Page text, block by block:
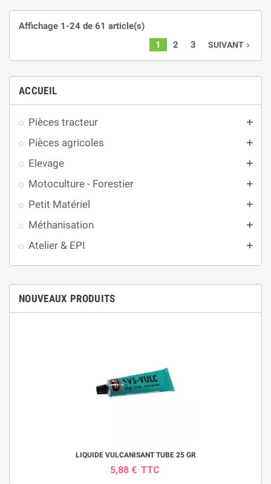
ACCUEIL
Pièces tracteur add
Pièces agricoles add
Elevage add
Motoculture - Forestier add
Petit Matériel add
Méthanisation add
Atelier & EPI add
NOUVEAUX PRODUITS
LIQUIDE VULCANISANT TUBE 25 GR
5,88 € TTC
Affichage 1-24 de 61 article(s)
1
2 3 SUIVANT navigate_next